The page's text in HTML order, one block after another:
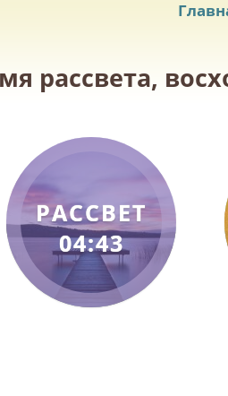
рассвета,
РАССВЕТ
04:43